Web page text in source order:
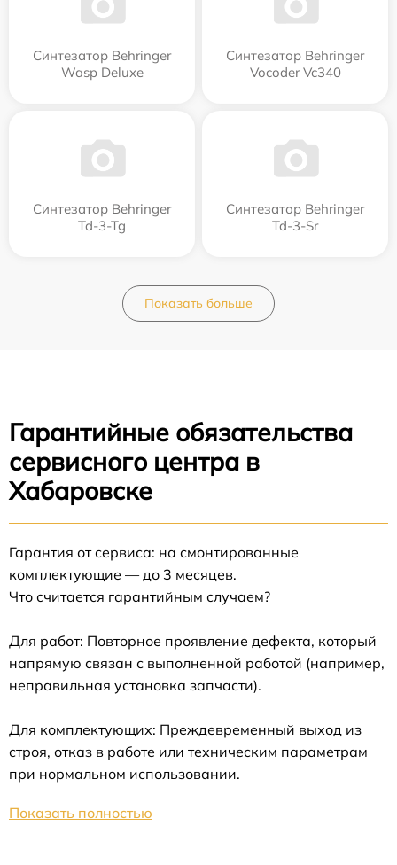
Синтезатор Behringer
Wasp Deluxe
Синтезатор Behringer
Vocoder Vc340
Синтезатор Behringer
Td-3-Tg
Синтезатор Behringer
Td-3-Sr
Показать больше
Гарантийные обязательства
сервисного центра в
Хабаровске
Гарантия от сервиса: на смонтированные
комплектующие — до 3 месяцев.
Что считается гарантийным случаем?
Для работ: Повторное проявление дефекта, который
напрямую связан с выполненной работой (например,
неправильная установка запчасти).
Для комплектующих: Преждевременный выход из
строя, отказ в работе или техническим параметрам
при нормальном использовании.
Показать полностью